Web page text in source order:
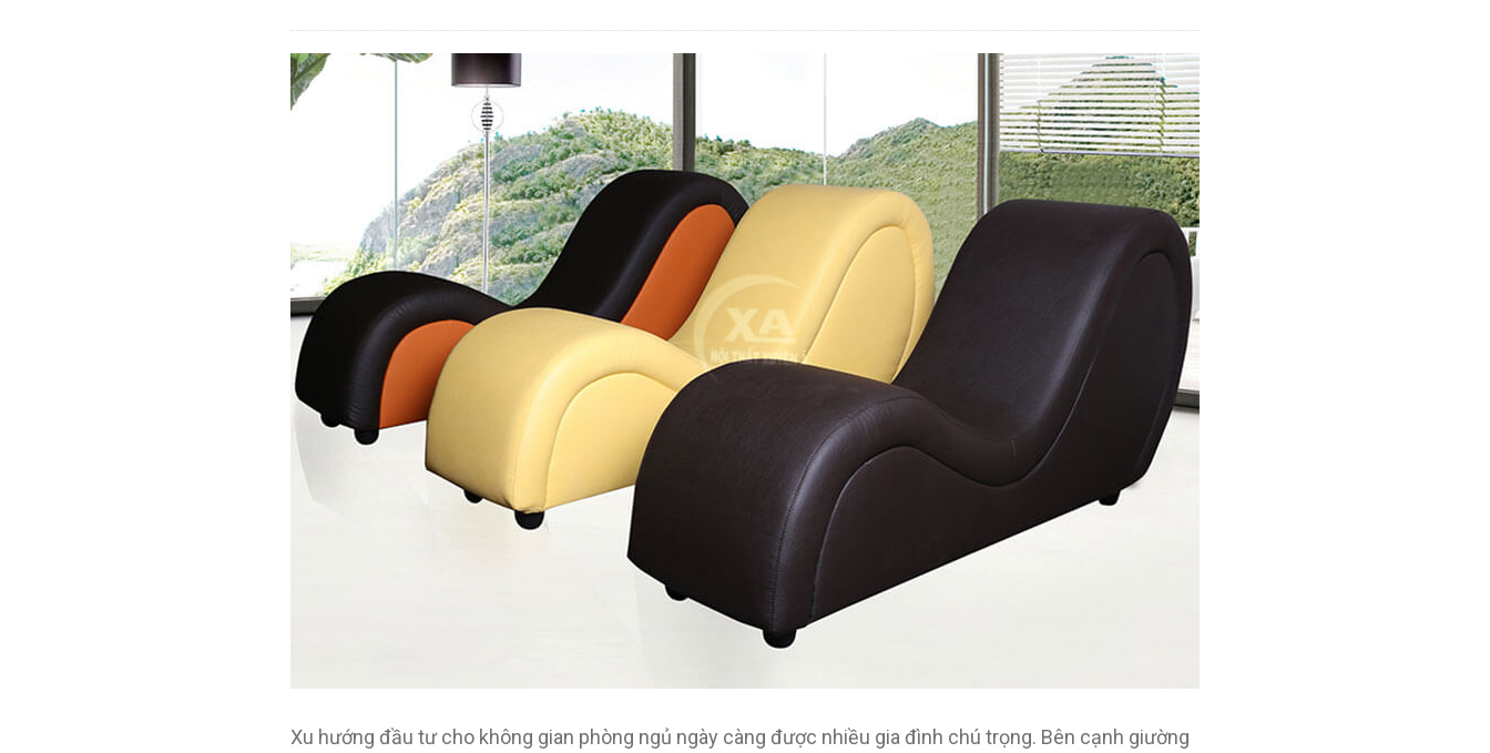
Xu hướng đầu tư cho không gian phòng ngủ ngày càng được nhiều gia đình chú trọng. Bên cạnh giường